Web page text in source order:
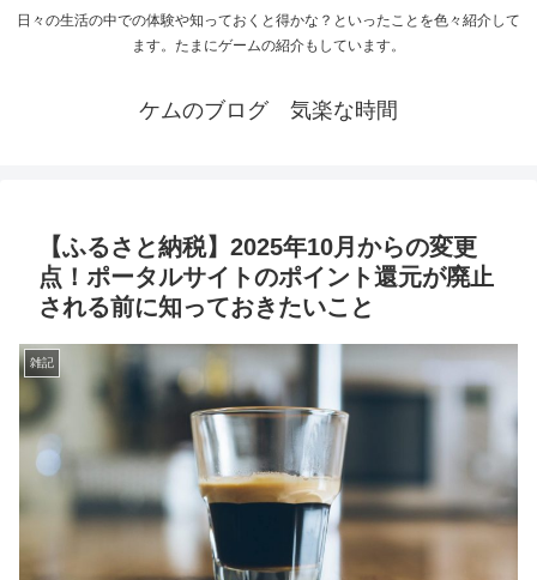
日々の生活の中での体験や知っておくと得かな？といったことを色々紹介して
ます。たまにゲームの紹介もしています。
ケムのブログ 気楽な時間
【ふるさと納税】2025年10月からの変更
点！ポータルサイトのポイント還元が廃止
される前に知っておきたいこと
雑記